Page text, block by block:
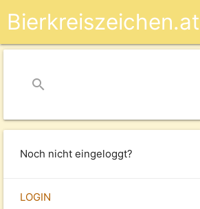
Bierkreiszeichen.at
search
Noch nicht eingeloggt?
LOGIN